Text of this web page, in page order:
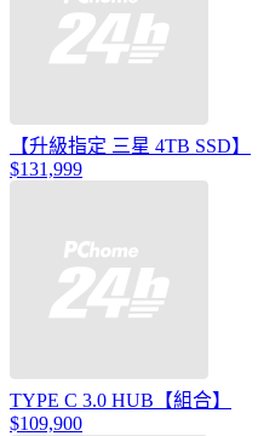
【升級指定 三星 4TB SSD】
$131,999
TYPE C 3.0 HUB【組合】
$109,900